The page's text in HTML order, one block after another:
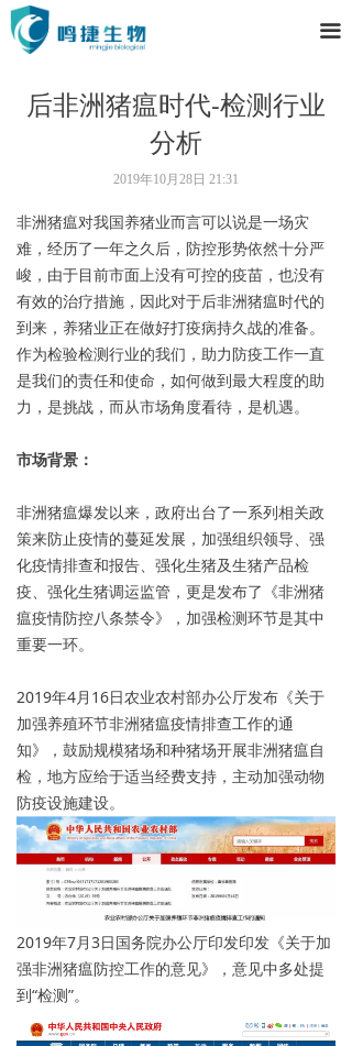
끀
后非洲猪瘟时代-检测行业
分析
非洲猪瘟对我国养猪业而言可以说是一场灾
难，经历了一年之久后，防控形势依然十分严
峻，由于目前市面上没有可控的疫苗，也没有
有效的治疗措施，因此对于后非洲猪瘟时代的
到来，养猪业正在做好打疫病持久战的准备。
作为检验检测行业的我们，助力防疫工作一直
是我们的责任和使命，如何做到最大程度的助
力，是挑战，而从市场角度看待，是机遇。
市场背景：
非洲猪瘟爆发以来，政府出台了一系列相关政
策来防止疫情的蔓延发展，加强组织领导、强
化疫情排查和报告、强化生猪及生猪产品检
疫、强化生猪调运监管，更是发布了《非洲猪
瘟疫情防控八条禁令》，加强检测环节是其中
重要一环。
2019年4月16日农业农村部办公厅发布《关于
加强养殖环节非洲猪瘟疫情排查工作的通
知》，鼓励规模猪场和种猪场开展非洲猪瘟自
检，地方应给于适当经费支持，主动加强动物
防疫设施建设。
2019年7月3日国务院办公厅印发印发《关于加
强非洲猪瘟防控工作的意见》，意见中多处提
到“检测”。
2019年10月28日 21:31